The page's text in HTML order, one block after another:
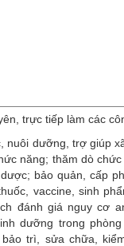
trực tiếp làm các
nuôi dưỡng, trợ giúp
năng; thăm dò chức
bảo quản, cấp
vaccine, sinh
đánh giá nguy cơ
dưỡng trong phòng
trì, sửa chữa,